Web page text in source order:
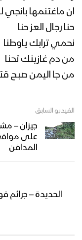
ان ماغتنمها بانجي
حنا رجال العز حنا
نحمي ترابك ياوطنا
من دم غازينك تحنا
من جا اليمن صبح
الفيديو السابق
جيزان –
على
المدافن
الحديدة – جرائم